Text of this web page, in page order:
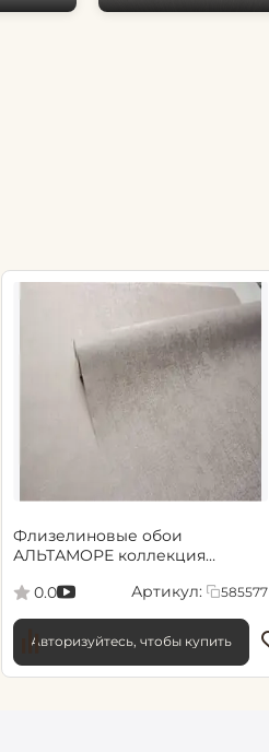
Флизелиновые обои
АЛЬТАМОРЕ коллекция
0.0
Артикул: 585577
Авторизуйтесь, чтобы купить